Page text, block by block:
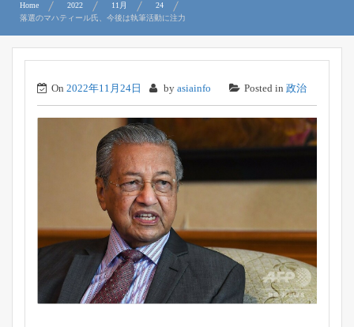
Home 2022 11月
24
落選のマハティール氏、今後は執筆活動に注力
On 2022年11月24日 by asiainfo Posted in 政治